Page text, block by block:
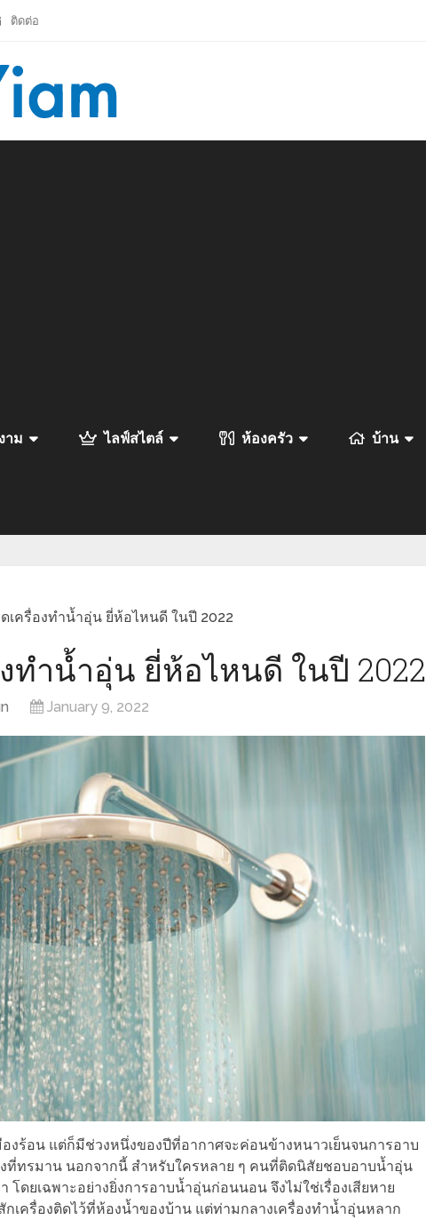
ติดต่อ
าม ไลฟ์สไตล์ ห้องครัว บ้าน
เครื่องทำน้ำอุ่น ยี่ห้อไหนดี ในปี 2022
ทำน้ำอุ่น ยี่ห้อไหนดี ในปี 2022
January 9, 2022
องร้อน แต่ก็มีช่วงหนึ่งของปีที่อากาศจะค่อนข้างหนาวเย็นจนการอาบ
งที่ทรมาน นอกจากนี้ สำหรับใครหลาย ๆ คนที่ติดนิสัยชอบอาบน้ำอุ่น
โดยเฉพาะอย่างยิ่งการอาบน้ำอุ่นก่อนนอน จึงไม่ใช่เรื่องเสียหาย
กเครื่องติดไว้ที่ห้องน้ำของบ้าน แต่ท่ามกลางเครื่องทำน้ำอุ่นหลาก